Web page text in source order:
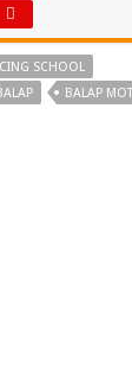
SCHOOL
BALAP